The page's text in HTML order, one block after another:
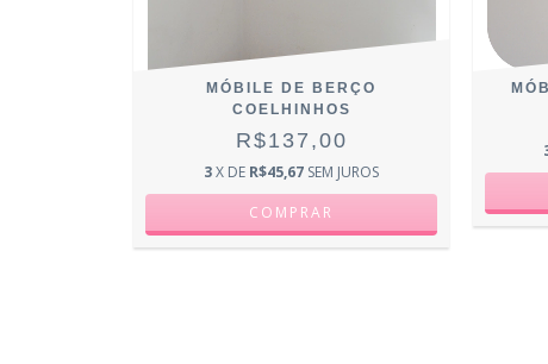
MÓBILE DE BERÇO
COELHINHOS
R$137,00
3X DE R$45,67 SEM JUROS